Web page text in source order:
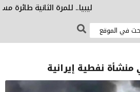
ليبيا.. للمرة الثانية طائرة
منشأة نفطية إيرانية